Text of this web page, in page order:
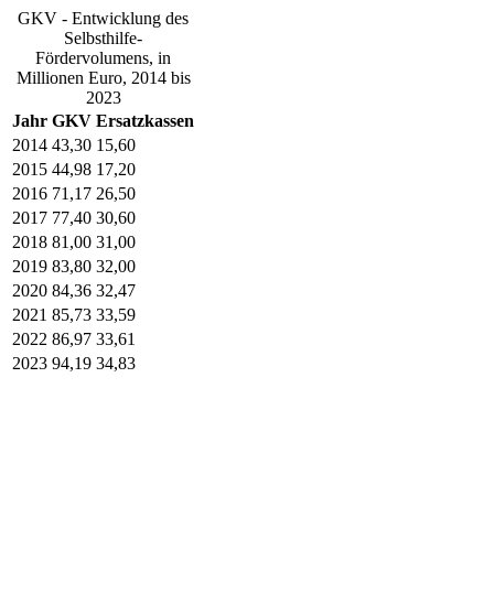
GKV - Entwicklung des
Selbsthilfe-
Fördervolumens, in
Millionen Euro, 2014 bis
2023
Jahr GKV Ersatzkassen
2014 43,30 15,60
2015 44,98 17,20
2016 71,17 26,50
2017 77,40 30,60
2018 81,00 31,00
2019 83,80 32,00
2020 84,36 32,47
2021 85,73 33,59
2022 86,97 33,61
2023 94,19 34,83